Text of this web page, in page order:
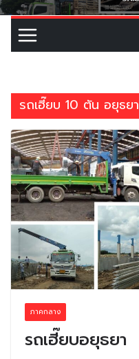
รถเฮี๊ยบ 10 ตัน อยุธยา
ภาคกลาง
รถเฮี๊ยบอยุธยา